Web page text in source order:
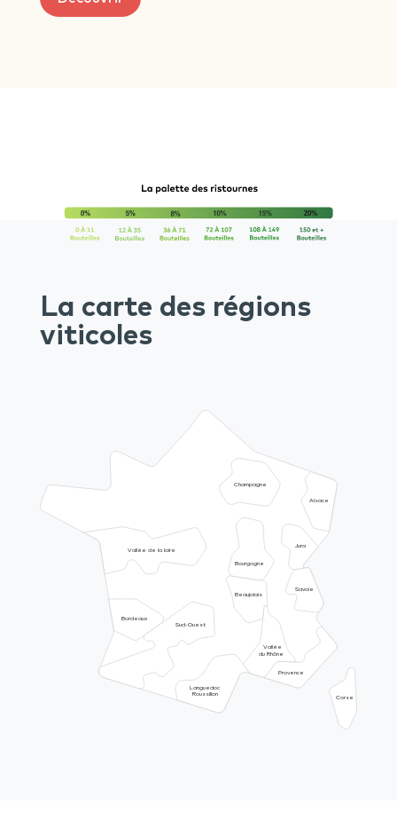
La carte des régions
viticoles
Bordeaux
Sud-Ouest
Languedoc
Roussillon
Provence
Vallée
du Rhône
Beaujolais
Bourgogne
Savoie
Jura
Alsace
Champagne
Vallée de la loire
Corse